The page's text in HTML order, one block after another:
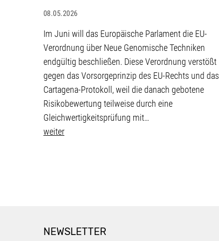
08.05.2026
Im Juni will das Europäische Parlament die EU-
Verordnung über Neue Genomische Techniken
endgültig beschließen. Diese Verordnung verstößt
gegen das Vorsorgeprinzip des EU-Rechts und das
Cartagena-Protokoll, weil die danach gebotene
Risikobewertung teilweise durch eine
Gleichwertigkeitsprüfung mit…
weiter
NEWSLETTER